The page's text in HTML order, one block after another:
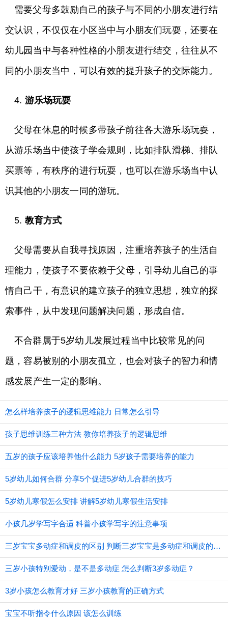
需要父母多鼓励自己的孩子与不同的小朋友进行结
交认识，不仅仅在小区当中与小朋友们玩耍，还要在
幼儿园当中与各种性格的小朋友进行结交，往往从不
同的小朋友当中，可以有效的提升孩子的交际能力。
4. 游乐场玩耍
父母在休息的时候多带孩子前往各大游乐场玩耍，
从游乐场当中使孩子学会规则，比如排队滑梯、排队
买票等，有秩序的进行玩耍，也可以在游乐场当中认
识其他的小朋友一同的游玩。
5. 教育方式
父母需要从自我寻找原因，注重培养孩子的生活自
理能力，使孩子不要依赖于父母，引导幼儿自己的事
情自己干，有意识的建立孩子的独立思想，独立的探
索事件，从中发现问题解决问题，形成自信。
不合群属于5岁幼儿发展过程当中比较常见的问
题，容易被别的小朋友孤立，也会对孩子的智力和情
感发展产生一定的影响。
怎么样培养孩子的逻辑思维能力 日常怎么引导
孩子思维训练三种方法 教你培养孩子的逻辑思维
五岁的孩子应该培养他什么能力 5岁孩子需要培养的能力
5岁幼儿如何合群 分享5个促进5岁幼儿合群的技巧
5岁幼儿寒假怎么安排 讲解5岁幼儿寒假生活安排
小孩几岁学写字合适 科普小孩学写字的注意事项
三岁宝宝多动症和调皮的区别 判断三岁宝宝是多动症和调皮的方法
三岁小孩特别爱动，是不是多动症 怎么判断3岁多动症？
3岁小孩怎么教育才好 三岁小孩教育的正确方式
宝宝不听指令什么原因 该怎么训练